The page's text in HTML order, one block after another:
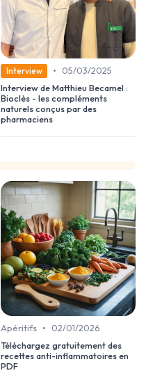
Interview •
05/03/2025
Interview de Matthieu Becamel :
Bioclès - les compléments
naturels conçus par des
pharmaciens
Apéritifs •
02/01/2026
Téléchargez gratuitement des
recettes anti-inflammatoires en
PDF